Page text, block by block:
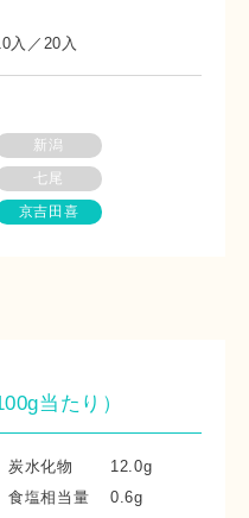
入／20入
新潟
七尾
京吉田喜
当たり）
炭水化物
12.0g
食塩相当量
0.6g